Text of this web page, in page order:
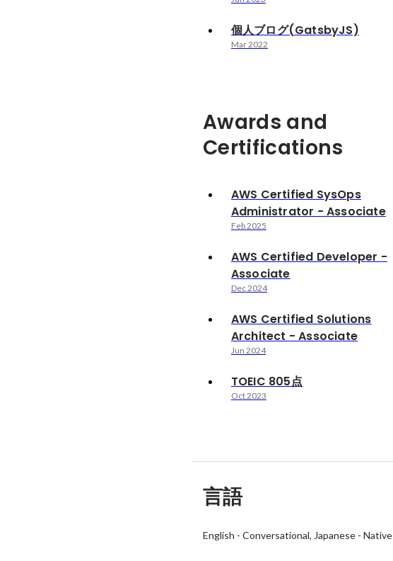
個人ブログ(GatsbyJS)
Mar 2022
Awards and
Certifications
AWS Certified SysOps
Administrator - Associate
Feb 2025
AWS Certified Developer -
Associate
Dec 2024
AWS Certified Solutions
Architect - Associate
Jun 2024
TOEIC 805点
Oct 2023
言語
English - Conversational Japanese- Native